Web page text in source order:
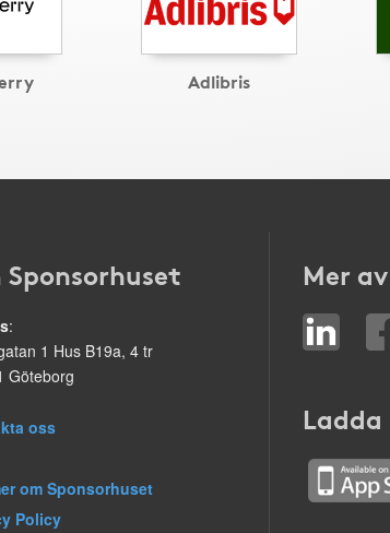
Adlibris
Sponsorhuset
:
1 Hus B19a, 4 tr
Göteborg
oss
om Sponsorhuset
Policy
Mer